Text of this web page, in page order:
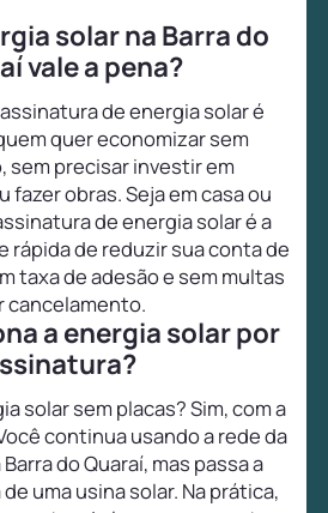
solar na Barra do
vale a pena?
de energia solar é
quer economizar sem
sem precisar investir em
obras. Seja em casa ou
de energia solar é a
rápida de reduzir sua conta de
taxa de adesão e sem multas
cancelamento.
a energia solar por
solar sem placas? Sim, com a
continua usando a rede da
do Quaraí, mas passa a
uma usina solar. Na prática,